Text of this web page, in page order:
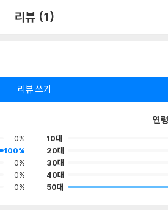
리뷰 (1)
리뷰 쓰기
0%
100%
0%
0%
0%
연
10대
20대
30대
40대
50대